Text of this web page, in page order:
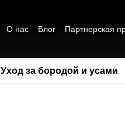
О нас Блог Партнерская
Уход за бородой и усами